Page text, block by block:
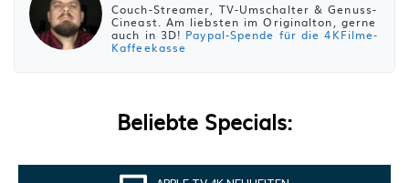
Couch-Streamer, TV-Umschalter & Genuss-
Cineast. Am liebsten im Originalton, gerne
auch in 3D! Paypal-Spende für die 4KFilme-
Kaffeekasse
Beliebte Specials: